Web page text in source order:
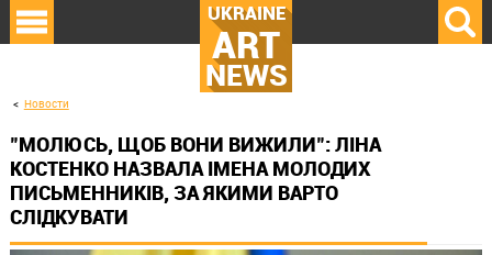
UKRAINE
ART
NEWS
Новости
"МОЛЮСЬ, ЩОБ ВОНИ ВИЖИЛИ": ЛІНА
КОСТЕНКО НАЗВАЛА ІМЕНА МОЛОДИХ
ПИСЬМЕННИКІВ, ЗА ЯКИМИ ВАРТО
СЛІДКУВАТИ